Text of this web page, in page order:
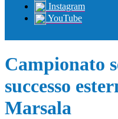
Instagram
YouTube
Campionato
successo
Marsala